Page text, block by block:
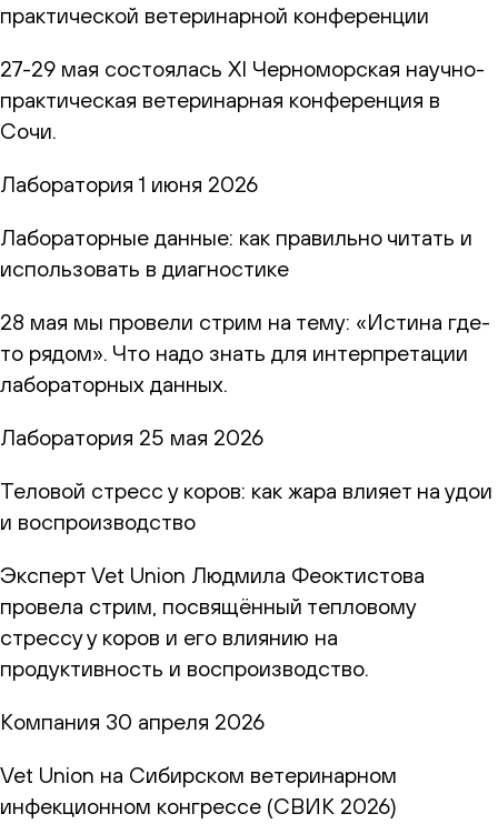
практической ветеринарной конференции
27-29 мая состоялась XI Черноморская научно-
практическая ветеринарная конференция в
Сочи.
Лаборатория 1 июня 2026
Лабораторные данные: как правильно читать и
использовать в диагностике
28 мая мы провели стрим на тему: «Истина где-
то рядом». Что надо знать для интерпретации
лабораторных данных.
Лаборатория 25 мая 2026
Теловой стресс у коров: как жара влияет на удои
и воспроизводство
Эксперт Vet Union Людмила Феоктистова
провела стрим, посвящённый тепловому
стрессу у коров и его влиянию на
продуктивность и воспроизводство.
Компания 30 апреля 2026
Vet Union на Сибирском ветеринарном
инфекционном конгрессе (СВИК 2026)